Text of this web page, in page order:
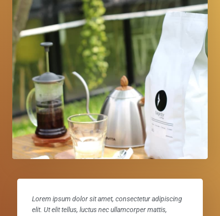
Lorem ipsum dolor sit amet, consectetur adipiscing
elit. Ut elit tellus, luctus nec ullamcorper mattis,